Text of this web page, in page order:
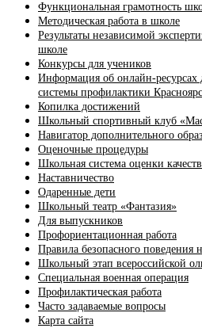
Функциональная грамотность
Методическая работа в школе
Результаты независимой
школе
Конкурсы для учеников
Информация об онлайн-ресурсах
системы профилактики
Копилка достижений
Школьный спортивный клуб
Навигатор дополнительного
Оценочные процедуры
Школьная система оценки
Наставничество
Одаренные дети
Школьный театр «Фантазия»
Для выпускников
Профориентационная работа
Правила безопасного поведения
Школьный этап всероссийской
Специальная военная операция
Профилактическая работа
Часто задаваемые вопросы
Карта сайта